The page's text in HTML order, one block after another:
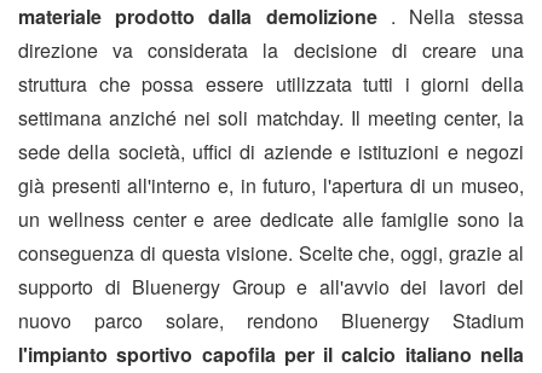
materiale prodotto dalla demolizione . Nella stessa
direzione va considerata la decisione di creare una
struttura che possa essere utilizzata tutti i giorni della
settimana anziché nei soli matchday. Il meeting center, la
sede della società, uffici di aziende e istituzioni e negozi
già presenti all'interno e, in futuro, l'apertura di un museo,
un wellness center e aree dedicate alle famiglie sono la
conseguenza di questa visione. Scelte che, oggi, grazie al
supporto di Bluenergy Group e all'avvio dei lavori del
nuovo parco solare, rendono Bluenergy Stadium
l'impianto sportivo capofila per il calcio italiano nella